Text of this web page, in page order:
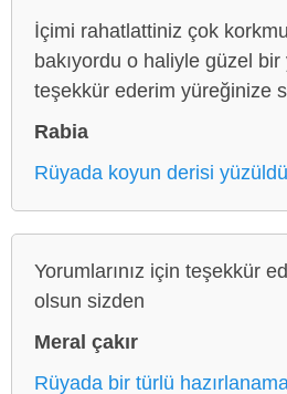
İçimi rahatlattiniz çok
bakıyordu o haliyle güzel
teşekkür ederim yüreğinize
Rabia
Rüyada koyun derisi
Yorumlarınız için teşekkür
olsun sizden
Meral çakır
Rüyada bir türlü